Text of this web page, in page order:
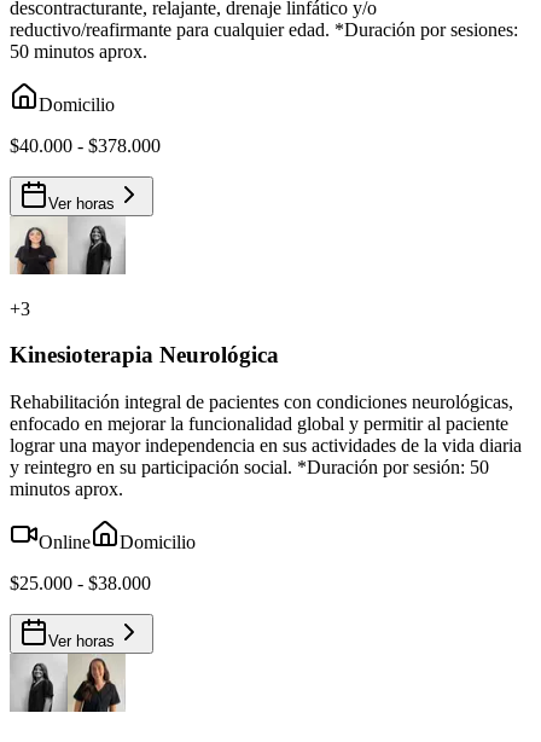
descontracturante, relajante, drenaje linfático y/o
reductivo/reafirmante para cualquier edad. *Duración por sesiones:
50 minutos aprox.
Domicilio
$40.000 - $378.000
Ver horas
+3
Kinesioterapia Neurológica
Rehabilitación integral de pacientes con condiciones neurológicas,
enfocado en mejorar la funcionalidad global y permitir al paciente
lograr una mayor independencia en sus actividades de la vida diaria
y reintegro en su participación social. *Duración por sesión: 50
minutos aprox.
Online
Domicilio
$25.000 - $38.000
Ver horas